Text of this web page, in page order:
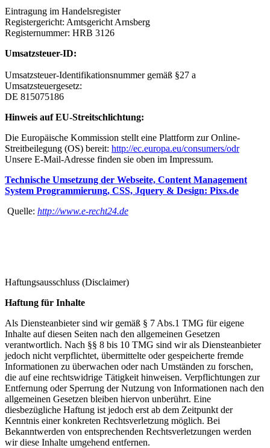
Eintragung im Handelsregister
Registergericht: Amtsgericht Arnsberg
Registernummer: HRB 3126
Umsatzsteuer-ID:
Umsatzsteuer-Identifikationsnummer gemäß §27 a
Umsatzsteuergesetz:
DE 815075186
Hinweis auf EU-Streitschlichtung:
Die Europäische Kommission stellt eine Plattform zur Online-
Streitbeilegung (OS) bereit: http://ec.europa.eu/consumers/odr
Unsere E-Mail-Adresse finden sie oben im Impressum.
Technische Umsetzung der Webseite, Content Management
System Programmierung, CSS, Jquery & Design: Pixs.de
Quelle: http://www.e-recht24.de
Haftungsausschluss (Disclaimer)
Haftung für Inhalte
Als Diensteanbieter sind wir gemäß § 7 Abs.1 TMG für eigene
Inhalte auf diesen Seiten nach den allgemeinen Gesetzen
verantwortlich. Nach §§ 8 bis 10 TMG sind wir als Diensteanbieter
jedoch nicht verpflichtet, übermittelte oder gespeicherte fremde
Informationen zu überwachen oder nach Umständen zu forschen,
die auf eine rechtswidrige Tätigkeit hinweisen. Verpflichtungen zur
Entfernung oder Sperrung der Nutzung von Informationen nach den
allgemeinen Gesetzen bleiben hiervon unberührt. Eine
diesbezügliche Haftung ist jedoch erst ab dem Zeitpunkt der
Kenntnis einer konkreten Rechtsverletzung möglich. Bei
Bekanntwerden von entsprechenden Rechtsverletzungen werden
wir diese Inhalte umgehend entfernen.